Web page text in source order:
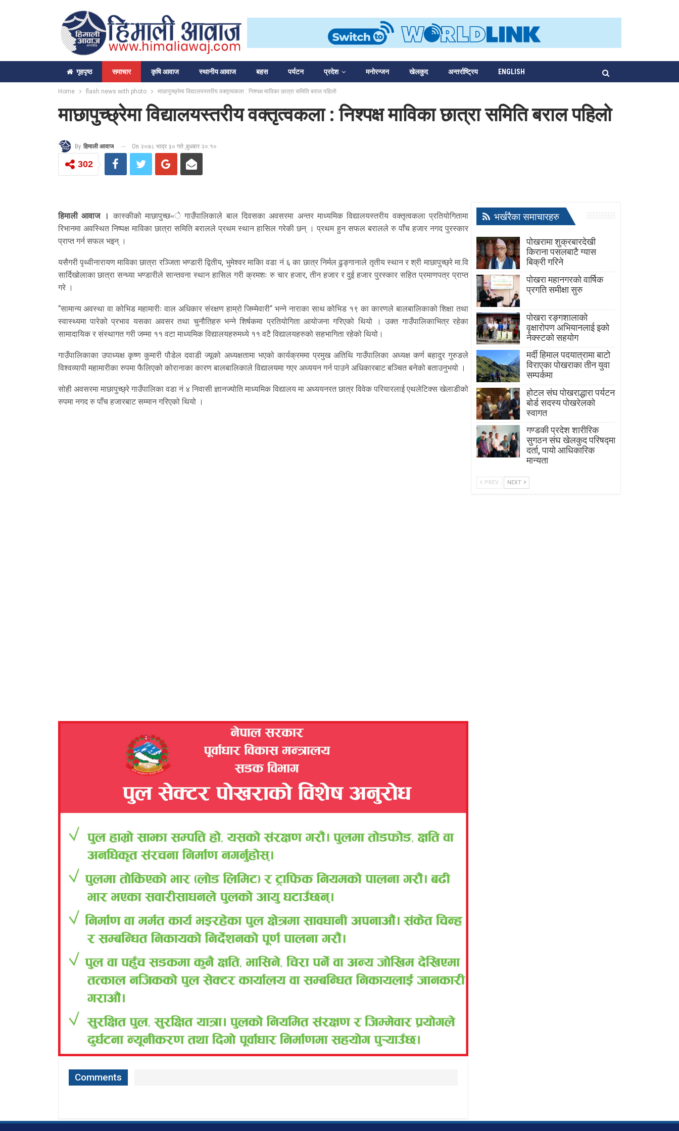
गृहपृष्‍ठ समाचार कृषि आवाज स्थानीय आवाज बहस पर्यटन प्रदेश मनोरन्जन खेलकुद अन्तर्राष्ट्रिय ENGLISH
Home flash news with photo माछापुच्छ्रेमा विद्यालयस्तरीय वक्तृत्वकला : निश्पक्ष माविका छात्रा समिति बराल पहिलो
माछापुच्छ्रेमा विद्यालयस्तरीय वक्तृत्वकला : निश्पक्ष माविका छात्रा समिति बराल पहिलो
By हिमाली आवाज On २०७८ भाद्र ३० गते ,बुधबार २०:१०
302
हिमाली आवाज । कास्कीको माछापुच्छ«े गाउँपालिकाले बाल दिवसका अवसरमा अन्तर माध्यमिक विद्यालयस्तरीय वक्तृत्वकला प्रतियोगितामा
रिभानमा अवस्थित निष्पक्ष माविका छात्रा समिति बरालले प्रथम स्थान हासिल गरेकी छन् । प्रथम हुन सफल बरालले रु पाँच हजार नगद पुरस्कार
प्राप्त गर्न सफल भइन् ।
यसैगरी पृथ्वीनारायण माविका छात्रा रञ्जिता भण्डारी द्वितीय, भुमेश्वर माकिा वडा नं ६ का छात्र निर्मल ढुङ्गानाले तृतीय स्थान र श्री माछापुच्छ्रे मा.वि
सार्दिखोलाका छात्रा सन्ध्या भण्डारीले सान्तवना स्थान हासिल गरी क्रमशः रु चार हजार, तीन हजार र दुई हजार पुरस्कार सहित प्रमाणपत्र प्राप्त
गरे ।
“सामान्य अवस्था वा कोभिड महामारीः वाल अधिकार संरक्षण हाम्रो जिम्मेवारी“ भन्ने नाराका साथ कोभिड १९ का कारणले बालबालिकाको शिक्षा तथा
स्वास्थ्यमा पारेको प्रभाव यसका अवसर तथा चुनौतिहरु भन्ने शिर्षकमा प्रतियोगिता आयोजना गरिएको थियो । उक्त गाउँपालिकाभित्र रहेका
सामादायिक र संस्थागत गरी जम्मा ११ वटा माध्यमिक विद्यालयहरुमध्ये ११ वटै विद्यालयहरुको सहभागिता रहेको थियो।
गाउँपालिकाका उपाध्यक्ष कृष्ण कुमारी पौडेल दवाडी ज्यूको अध्यक्षतामा भएको कार्यक्रममा प्रमुख अतिथि गाउँपालिका अध्यक्ष कर्ण बहादुर गुरुङले
विश्वव्यापी महामारीका रुपमा फैलिएको कोरानाका कारण बालबालिकाले विद्यालयमा गएर अध्ययन गर्न पाउने अधिकारबाट बञ्चित बनेको बताउनुभयो ।
सोही अवसरमा माछापुच्छ्रे गाउँपालिका वडा नं ४ निवासी ज्ञानज्योति माध्यमिक विद्यालय मा अध्ययनरत छात्र विवेक परियारलाई एथलेटिक्स खेलाडीको
रुपमा नगद रु पाँच हजारबाट सम्मान गरिएको थियो ।
Comments
भर्खरैका समाचारहरु
पोखरामा शुक्रबारदेखी
किराना पसलबाटै ग्यास
बिक्री गरिने
पोखरा महानगरको वार्षिक
प्रगति समीक्षा सुरु
पोखरा रङ्गशालाको
वृक्षारोपण अभियानलाई इको
नेक्स्टको सहयोग
मर्दी हिमाल पदयात्रामा बाटाे
विराएका पाेखराका तीन युवा
सम्पर्कमा
होटल संघ पोखराद्धारा पर्यटन
बोर्ड सदस्य पोखरेलको
स्वागत
गण्डकी प्रदेश शारीरिक
सुगठन संघ खेलकुद परिषद्मा
दर्ता, पायाे आधिकारिक
मान्यता
PREV NEXT